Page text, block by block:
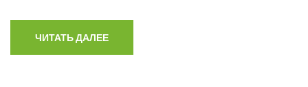
ЧИТАТЬ ДАЛЕЕ